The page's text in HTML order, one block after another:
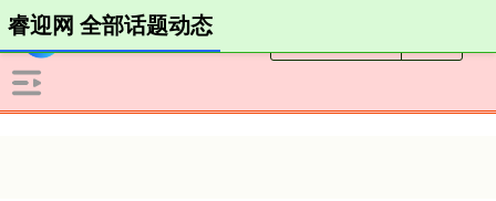
睿迎网 全部话题动态